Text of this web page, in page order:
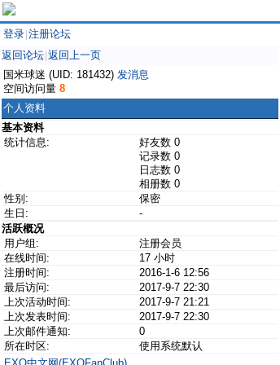
登录 注册论坛
返回论坛 返回上一页
国米球迷 (UID: 181432) 发消息
空间访问量 8
个人资料
基本资料
统计信息:
好友数 0
记录数 0
日志数 0
相册数 0
性别:
保密
生日:
-
活跃概况
用户组:
注册会员
在线时间:
17 小时
注册时间:
2016-1-6 12:56
最后访问:
2017-9-7 22:30
上次活动时间:
2017-9-7 21:21
上次发表时间:
2017-9-7 22:30
上次邮件通知:
0
所在时区:
使用系统默认